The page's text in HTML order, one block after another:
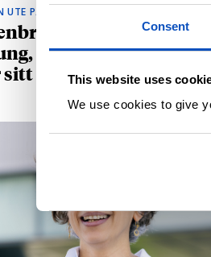
Consent
This website uses
We use cookies to give
UTE PÅ NORSK
krimhelt Emma
vakker og litt for
eget beste